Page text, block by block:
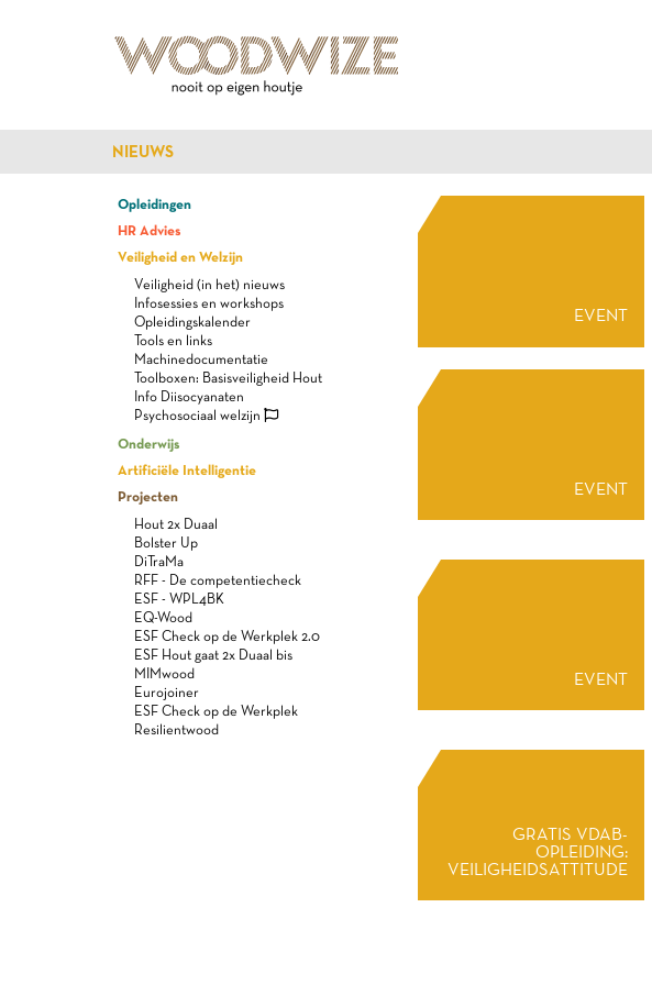
NIEUWS
Opleidingen
HR Advies
Veiligheid en Welzijn
Veiligheid (in het) nieuws
Infosessies en workshops
Opleidingskalender
Tools en links
Machinedocumentatie
Toolboxen: Basisveiligheid Hout
Info Diisocyanaten
Psychosociaal welzijn
Onderwijs
Artificiële Intelligentie
Projecten
Hout 2x Duaal
Bolster Up
DiTraMa
RFF - De competentiecheck
ESF - WPL4BK
EQ-Wood
ESF Check op de Werkplek 2.0
ESF Hout gaat 2x Duaal bis
MIMwood
Eurojoiner
ESF Check op de Werkplek
Resilientwood
EVENT
EVENT
EVENT
GRATIS VDAB-
OPLEIDING:
VEILIGHEIDSATTITUDE